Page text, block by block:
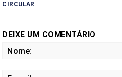
CIRCULAR
DEIXE UM COMENTÁRIO